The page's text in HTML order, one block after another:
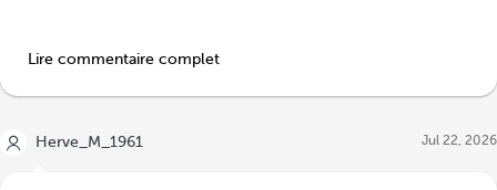
Lire commentaire complet
Herve_M_1961 Jul 22, 2026